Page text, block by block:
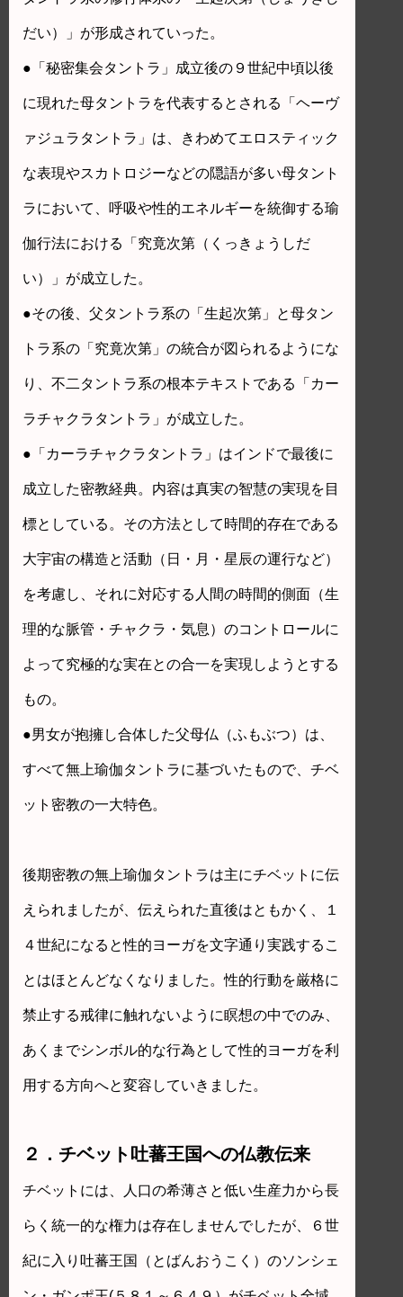
だい）」が形成されていった。
●「秘密集会タントラ」成立後の９世紀中頃以後
に現れた母タントラを代表するとされる「ヘーヴ
ァジュラタントラ」は、きわめてエロスティック
な表現やスカトロジーなどの隠語が多い母タント
ラにおいて、呼吸や性的エネルギーを統御する瑜
伽行法における「究竟次第（くっきょうしだ
い）」が成立した。
●その後、父タントラ系の「生起次第」と母タン
トラ系の「究竟次第」の統合が図られるようにな
り、不二タントラ系の根本テキストである「カー
ラチャクラタントラ」が成立した。
●「カーラチャクラタントラ」はインドで最後に
成立した密教経典。内容は真実の智慧の実現を目
標としている。その方法として時間的存在である
大宇宙の構造と活動（日・月・星辰の運行など）
を考慮し、それに対応する人間の時間的側面（生
理的な脈管・チャクラ・気息）のコントロールに
よって究極的な実在との合一を実現しようとする
もの。
●男女が抱擁し合体した父母仏（ふもぶつ）は、
すべて無上瑜伽タントラに基づいたもので、チベ
ット密教の一大特色。
後期密教の無上瑜伽タントラは主にチベットに伝
えられましたが、伝えられた直後はともかく、１
４世紀になると性的ヨーガを文字通り実践するこ
とはほとんどなくなりました。性的行動を厳格に
禁止する戒律に触れないように瞑想の中でのみ、
あくまでシンボル的な行為として性的ヨーガを利
用する方向へと変容していきました。
２．チベット吐蕃王国への仏教伝来
チベットには、人口の希薄さと低い生産力から長
らく統一的な権力は存在しませんでしたが、６世
紀に入り吐蕃王国（とばんおうこく）のソンシェ